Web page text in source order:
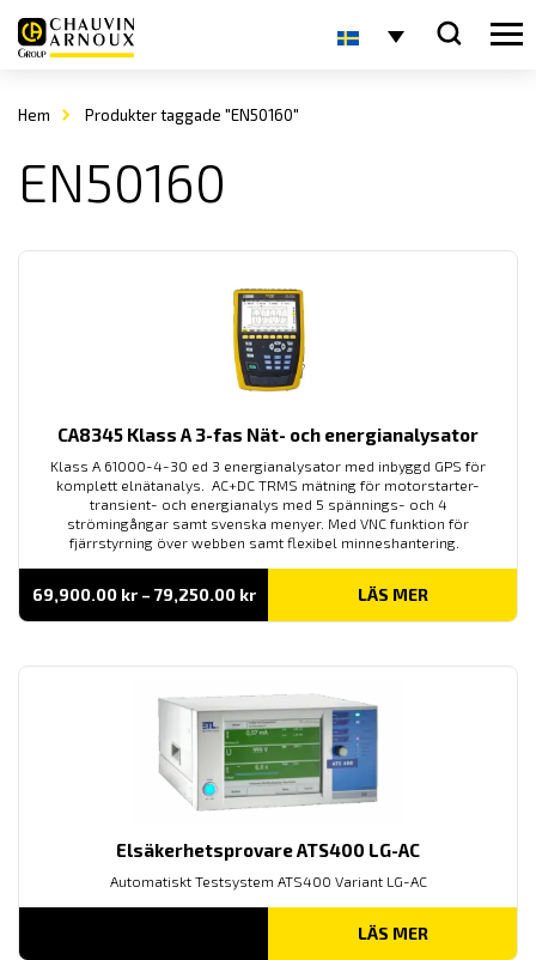
Hem Produkter taggade "EN50160"
EN50160
CA8345 Klass A 3-fas Nät- och energianalysator
Klass A 61000-4-30 ed 3 energianalysator med inbyggd GPS för
komplett elnätanalys. AC+DC TRMS mätning för motorstarter-
transient- och energianalys med 5 spännings- och 4
strömingångar samt svenska menyer. Med VNC funktion för
fjärrstyrning över webben samt flexibel minneshantering.
69,900.00 kr – 79,250.00 krPrisintervall:
till
LÄS MER
Elsäkerhetsprovare ATS400 LG-AC
Automatiskt Testsystem ATS400 Variant LG-AC
LÄS MER